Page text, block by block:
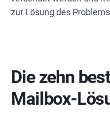
zur Lösung des
Die zehn
Mailbox-